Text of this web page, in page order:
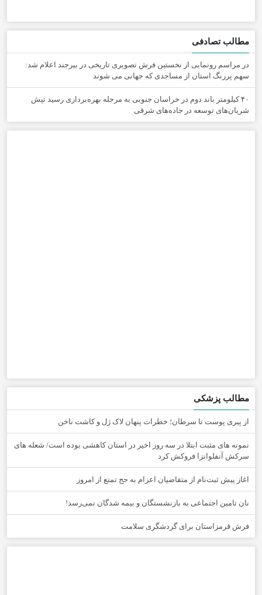
مطالب تصادفی
در مراسم رونمایی از نخستین فرش تصویری تاریخی در بیرجند اعلام شد:
سهم پررنگ استان از مساجدی که جهانی می شوند
۴۰ کیلومتر باند دوم در خراسان جنوبی به مرحله بهره‌برداری رسید تپش
شریان‌های توسعه در جاده‌های شرقی
مطالب پزشکی
از پیری پوست تا سرطان؛ خطرات پنهان لاک ژل و کاشت ناخن
نمونه های مثبت ابتلا در سه روز اخیر در استان کاهشی بوده است/ شعله های
سرکش آنفلوانزا فروکش کرد
اغاز پیش ثبت‌نام از متقاضیان اعزام به حج تمتع از امروز
نان تامین اجتماعی به بازنشستگان و بیمه شدگان نمی‌رسد!
فرش قرمزاستان برای گردشگری سلامت